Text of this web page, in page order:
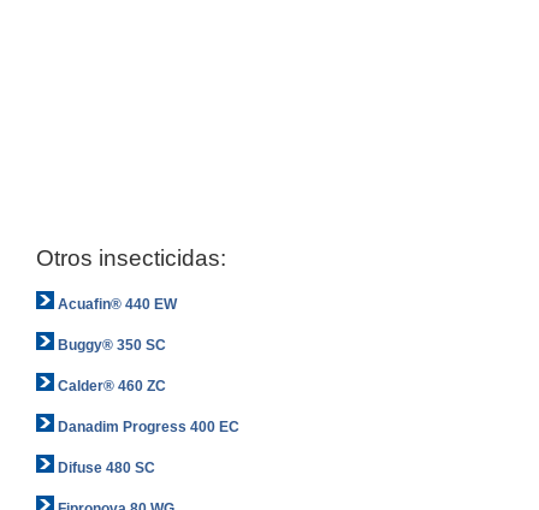
Otros insecticidas:
Acuafin® 440 EW
Buggy® 350 SC
Calder® 460 ZC
Danadim Progress 400 EC
Difuse 480 SC